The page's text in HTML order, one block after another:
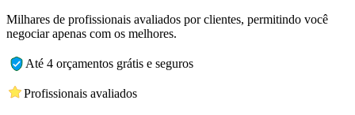
Milhares de profissionais avaliados por clientes, permitindo você
negociar apenas com os melhores.
Até 4 orçamentos grátis e seguros
Profissionais avaliados